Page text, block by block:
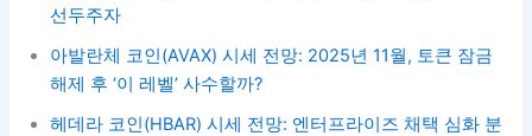
선두주자
아발란체 코인(AVAX) 시세 전망: 2025년 11월, 토큰 잠금
해제 후 ‘이 레벨’ 사수할까?
헤데라 코인(HBAR) 시세 전망: 엔터프라이즈 채택 심화 분